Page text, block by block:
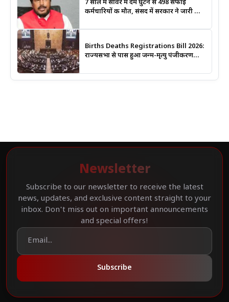
7 साल में सीवर में दम घुटने से 498 सफाई
कर्मचारियों की मौत, संसद में सरकार ने जारी किए
Births Deaths Registrations Bill 2026:
राज्यसभा से पास हुआ जन्म-मृत्यु पंजीकरण
लगेगा कोर्ट का आदेश
Newsletter
Subscribe to our newsletter to receive the latest
news, updates, and exclusive content straight to your
inbox. Don't miss out on important announcements
and special offers!
Subscribe